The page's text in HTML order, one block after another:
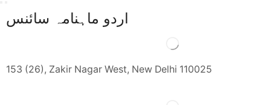
اردو ماہنامہ سائنس
153 (26), Zakir Nagar West, New Delhi 110025